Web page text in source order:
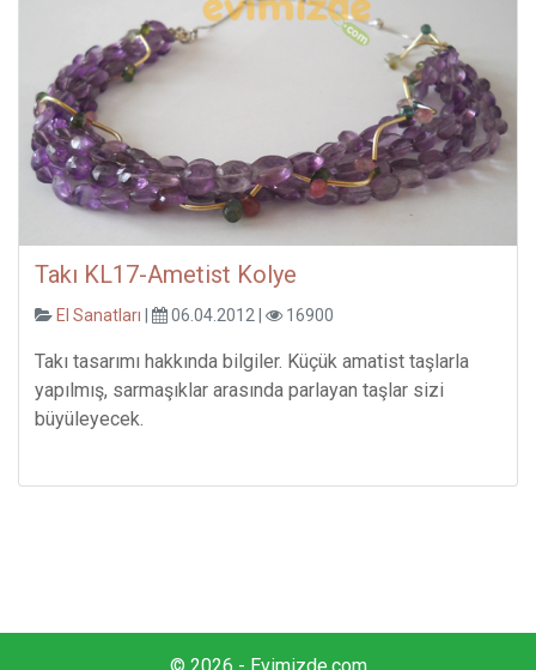
Takı KL17-Ametist Kolye
El Sanatları 06.04.2012 | 16900
Takı tasarımı hakkında bilgiler. Küçük amatist taşlarla
yapılmış, sarmaşıklar arasında parlayan taşlar sizi
büyüleyecek.